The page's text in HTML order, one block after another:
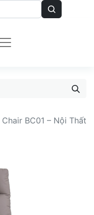
BC01 – Nội Thất